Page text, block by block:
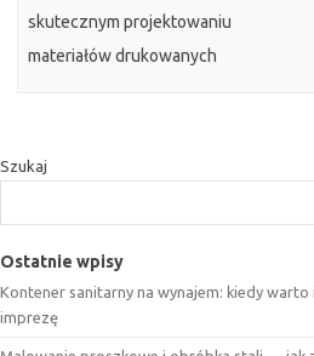
skutecznym projektowaniu
materiałów drukowanych
Szukaj
Ostatnie wpisy
Kontener sanitarny na wynajem: kiedy
imprezę